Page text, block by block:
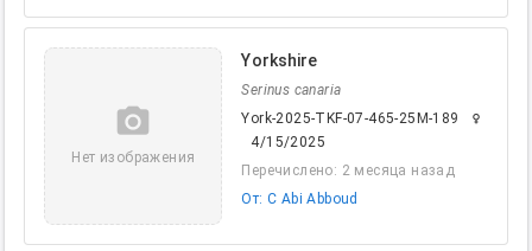
camera_alt
Нет изображения
Yorkshire
Serinus canaria
York-2025-TKF-07-465-25M-189
female
4/15/2025
Перечислено: 2 месяца назад
От: C Abi Abboud